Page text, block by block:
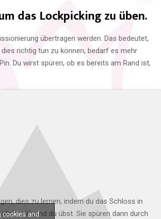
das Lockpicking zu üben.
übertragen werden. Das bedeutet,
richtig tun zu können, bedarf es mehr
Du wirst spüren, ob es bereits am Rand ist,
dies zu lernen, indem du das Schloss in
während du übst. Sie spüren dann durch
and